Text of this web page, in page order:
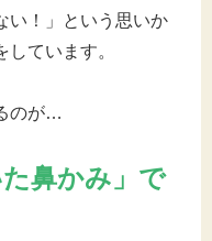
い！」という思いか
ています。
のが…
た鼻かみ」で